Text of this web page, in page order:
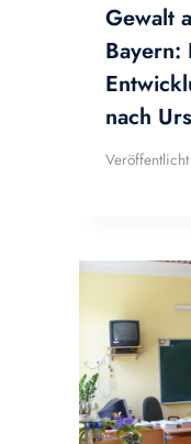
Gewalt
Bayern:
nach